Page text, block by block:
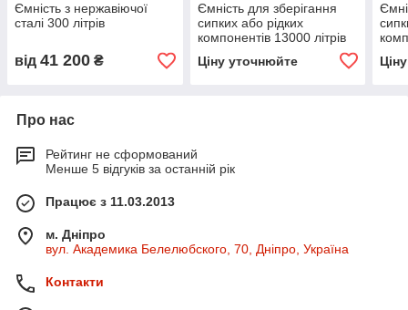
Ємність з нержавіючої
сталі 300 літрів
від 41 200 ₴
Ємність для зберігання
сипких або рідких
компонентів 13000 літрів
Ціну уточнюйте
Про нас
Рейтинг не сформований
Менше 5 відгуків за останній рік
Працює з 11.03.2013
м. Дніпро
вул. Академика Белелюбского, 70, Дніпро, Україна
Контакти